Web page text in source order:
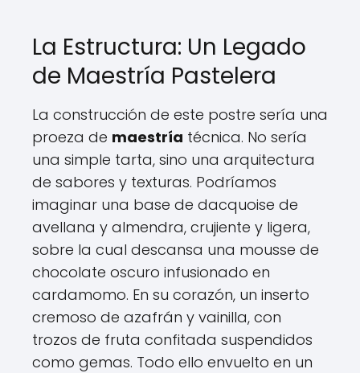
La Estructura: Un Legado
de Maestría Pastelera
La construcción de este postre sería una
proeza de maestría técnica. No sería
una simple tarta, sino una arquitectura
de sabores y texturas. Podríamos
imaginar una base de dacquoise de
avellana y almendra, crujiente y ligera,
sobre la cual descansa una mousse de
chocolate oscuro infusionado en
cardamomo. En su corazón, un inserto
cremoso de azafrán y vainilla, con
trozos de fruta confitada suspendidos
como gemas. Todo ello envuelto en un